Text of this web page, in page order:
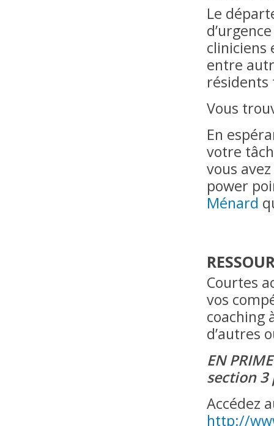
Le
cliniciens
entre
résidents
Vous
En
votre
vous
power
Ménard
Courtes
vos
coaching
d’autres
EN
section 3
Accédez
http://